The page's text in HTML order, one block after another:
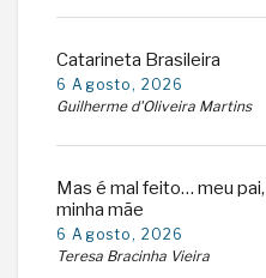
Catarineta Brasileira
6 Agosto, 2026
Guilherme d'Oliveira Martins
Mas é mal feito… meu
minha mãe
6 Agosto, 2026
Teresa Bracinha Vieira